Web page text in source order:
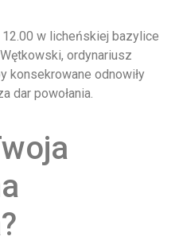
w licheńskiej bazylice
ordynariusz
konsekrowane odnowiły
dar powołania.